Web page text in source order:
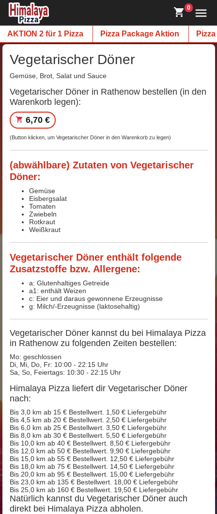
0
AKTION 2 für 1 Pizza Pizza Package Aktion Pizza
Vegetarischer Döner
Gemüse, Brot, Salat und Sauce
Vegetarischer Döner in Rathenow bestellen (in den
Warenkorb legen):
6,70 €
(Button klicken, um Vegetarischer Döner in den Warenkorb zu legen)
(abwählbare) Zutaten von Vegetarischer
Döner:
Gemüse
Eisbergsalat
Tomaten
Zwiebeln
Rotkraut
Weißkraut
Vegetarischer Döner enthält folgende
Zusatzstoffe bzw. Allergene:
a: Glutenhaltiges Getreide
a1: enthält Weizen
c: Eier und daraus gewonnene Erzeugnisse
g: Milch/-Erzeugnisse (laktosehaltig)
Vegetarischer Döner kannst du bei Himalaya Pizza
in Rathenow zu folgenden Zeiten bestellen:
Mo: geschlossen
Di, Mi, Do, Fr: 10:00 - 22:15 Uhr
Sa, So, Feiertags: 10:30 - 22:15 Uhr
Himalaya Pizza liefert dir Vegetarischer Döner
nach:
Bis 3,0 km ab 15 € Bestellwert. 1,50 € Liefergebühr
Bis 4,5 km ab 20 € Bestellwert. 2,50 € Liefergebühr
Bis 6,0 km ab 25 € Bestellwert. 3,50 € Liefergebühr
Bis 8,0 km ab 30 € Bestellwert. 5,50 € Liefergebühr
Bis 10,0 km ab 40 € Bestellwert. 8,50 € Liefergebühr
Bis 12,0 km ab 50 € Bestellwert. 9,90 € Liefergebühr
Bis 15,0 km ab 55 € Bestellwert. 12,50 € Liefergebühr
Bis 18,0 km ab 75 € Bestellwert. 14,50 € Liefergebühr
Bis 20,0 km ab 95 € Bestellwert. 15,00 € Liefergebühr
Bis 23,0 km ab 135 € Bestellwert. 18,00 € Liefergebühr
Bis 25,0 km ab 160 € Bestellwert. 19,50 € Liefergebühr
Natürlich kannst du Vegetarischer Döner auch
direkt bei Himalaya Pizza abholen.